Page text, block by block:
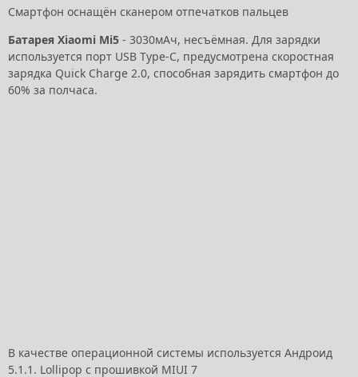
Смартфон оснащён сканером отпечатков пальцев
Батарея Xiaomi Mi5 - 3030мАч, несъёмная. Для зарядки
используется порт USB Type-C, предусмотрена скоростная
зарядка Quick Charge 2.0, способная зарядить смартфон до
60% за полчаса.
В качестве операционной системы используется Андроид
5.1.1. Lollipop с прошивкой MIUI 7